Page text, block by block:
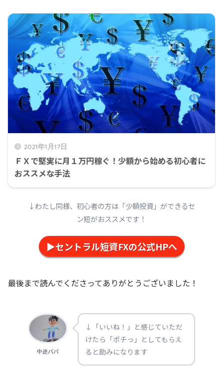
2021年1月17日
ＦＸで堅実に月１万円稼ぐ！少額から始める初心者に
おススメな手法
↓わたし同様、初心者の方は「少額投資」ができるセ
ン短がおススメです！
▶セントラル短資FXの公式HPへ
最後まで読んでくださってありがとうございました！
中途パパ
↓「いいね！」と感じていただ
けたら「ポチっ」としてもらえ
ると励みになります